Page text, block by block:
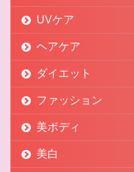
UVケア
ヘアケア
ダイエット
ファッション
美ボディ
美白